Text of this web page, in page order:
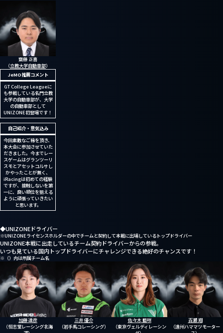
齋藤 正喜
（立教大学自動車部）
JeMO推薦コメント
GT College Leagueに
も参戦している名門立教
大学の自動車部が、大学
の自動車部として
UNIZONE初登場です！
自己紹介・意気込み
今回素敵なご縁を頂き、
本大会に参加させていた
だきました。今までレー
スゲームはグランツーリ
スモとアセットコルサし
かやったことが無く、
iRacingは初めての経験
ですが、接触しないを第
一に、良い順位を狙える
ように頑張っていきたい
と思います。
◆UNIZONEドライバー
※UNIZONEライセンスホルダーの中でチームと契約して本戦に出場しているトップドライバー
UNIZONE本戦に出走しているチーム契約ドライバーからの参戦。
いつも見ている国内トップドライバーにチャレンジできる絶好のチャンスです！
※（）内は所属チーム名
加藤 達彦
（恒志堂レーシング北海
三井 優介
（岩手馬コレーシング）
佐々木 藍咲
（東京ヴェルディレーシン
百瀬 翔
（遠州ハママツモーター